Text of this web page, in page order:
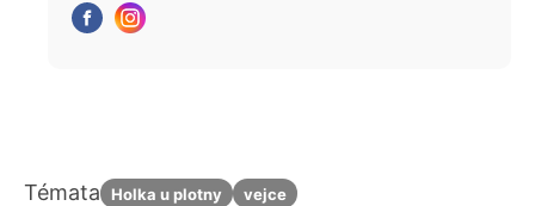
Témata Holka u plotny vejce